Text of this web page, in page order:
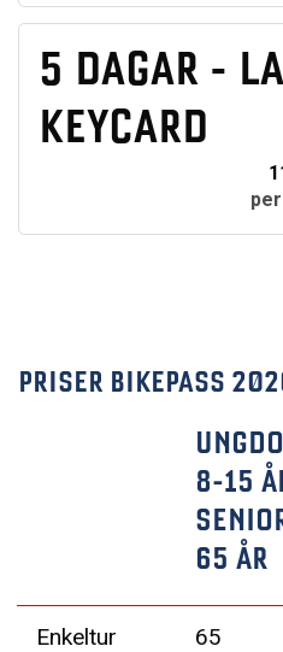
5 DAGAR -
KEYCARD
PRISER BIKEPASS
8-15
65 ÅR
Enkeltur 65